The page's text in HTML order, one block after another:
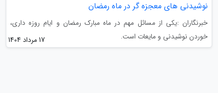
نوشیدنی های معجزه گر در ماه رمضان
خبرنگاران :یکی از مسائل مهم در ماه مبارک رمضان و ایام روزه داری،
خوردن نوشیدنی و مایعات است.
17 مرداد 1404